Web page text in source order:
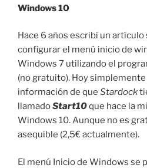
Windows 10
Hace 6 años escribí un
configurar el menú inicio de
Windows 7 utilizando el
(no gratuito). Hoy
información de que Stardock
llamadoStart10que hace la
Windows 10. Aunque no es
asequible (2,5€ actualmente).
El menú Inicio de Windows se